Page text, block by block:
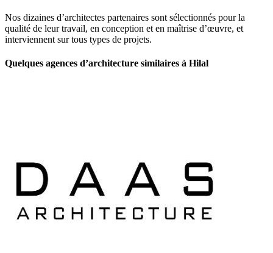
Nos dizaines d’architectes partenaires sont sélectionnés pour la
qualité de leur travail, en conception et en maîtrise d’œuvre, et
interviennent sur tous types de projets.
Quelques agences d’architecture similaires à Hilal